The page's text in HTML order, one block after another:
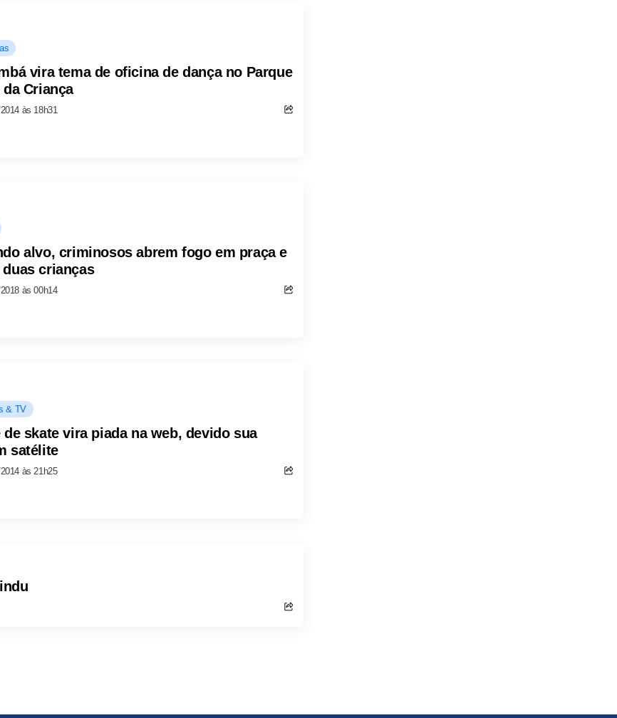
vira tema de oficina de dança no Parque
da Criança
às 18h31
alvo, criminosos abrem fogo em praça e
duas crianças
às 00h14
& TV
de skate vira piada na web, devido sua
satélite
às 21h25